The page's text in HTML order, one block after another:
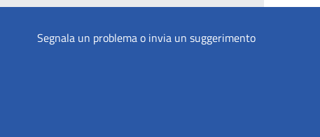
Segnala un problema o invia un suggerimento